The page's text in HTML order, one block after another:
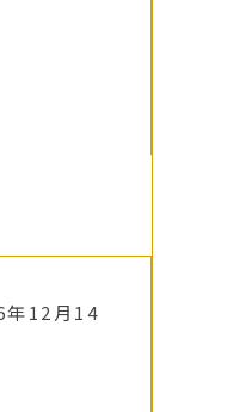
12月14